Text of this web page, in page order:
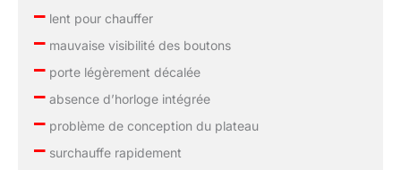
–lent pour chauffer
–mauvaise visibilité des boutons
–porte légèrement décalée
–absence d’horloge intégrée
–problème de conception du plateau
–surchauffe rapidement